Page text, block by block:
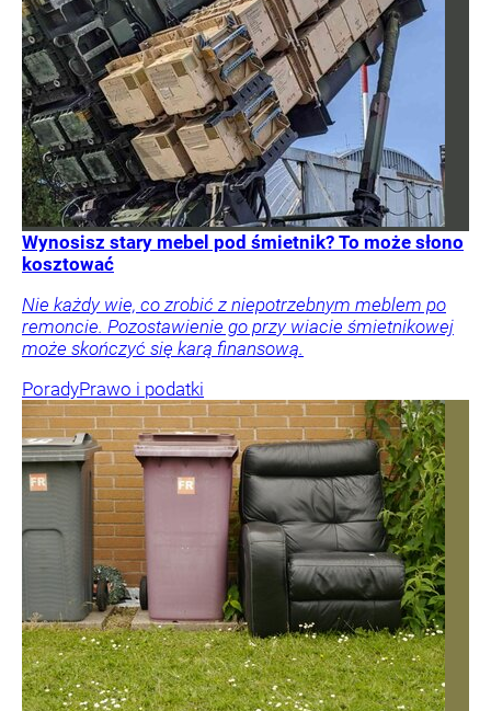
Wynosisz stary mebel pod śmietnik? To może słono
kosztować
Nie każdy wie, co zrobić z niepotrzebnym meblem po
remoncie. Pozostawienie go przy wiacie śmietnikowej
może skończyć się karą finansową.
PoradyPrawo i podatki